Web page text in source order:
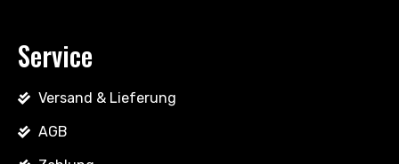
Service
Versand & Lieferung
AGB